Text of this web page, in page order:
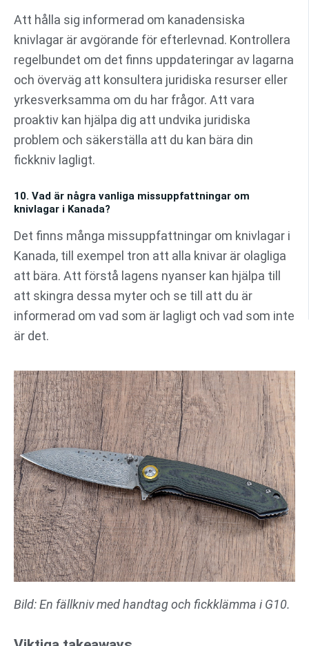
Att hålla sig informerad om kanadensiska
knivlagar är avgörande för efterlevnad. Kontrollera
regelbundet om det finns uppdateringar av lagarna
och överväg att konsultera juridiska resurser eller
yrkesverksamma om du har frågor. Att vara
proaktiv kan hjälpa dig att undvika juridiska
problem och säkerställa att du kan bära din
fickkniv lagligt.
10. Vad är några vanliga missuppfattningar om
knivlagar i Kanada?
Det finns många missuppfattningar om knivlagar i
Kanada, till exempel tron att alla knivar är olagliga
att bära. Att förstå lagens nyanser kan hjälpa till
att skingra dessa myter och se till att du är
informerad om vad som är lagligt och vad som inte
är det.
Bild: En fällkniv med handtag och fickklämma i G10.